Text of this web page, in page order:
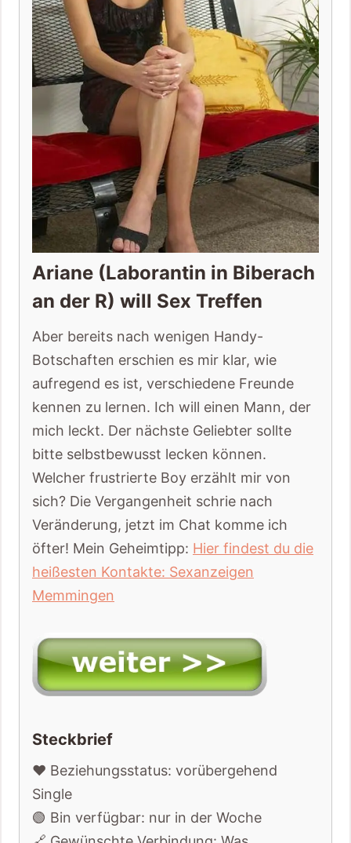
Ariane (Laborantin in Biberach
an der R) will Sex Treffen
Aber bereits nach wenigen Handy-
Botschaften erschien es mir klar, wie
aufregend es ist, verschiedene Freunde
kennen zu lernen. Ich will einen Mann, der
mich leckt. Der nächste Geliebter sollte
bitte selbstbewusst lecken können.
Welcher frustrierte Boy erzählt mir von
sich? Die Vergangenheit schrie nach
Veränderung, jetzt im Chat komme ich
öfter! Mein Geheimtipp: Hier findest du die
heißesten Kontakte: Sexanzeigen
Memmingen
Steckbrief
❤️ Beziehungsstatus: vorübergehend
Single
🟢 Bin verfügbar: nur in der Woche